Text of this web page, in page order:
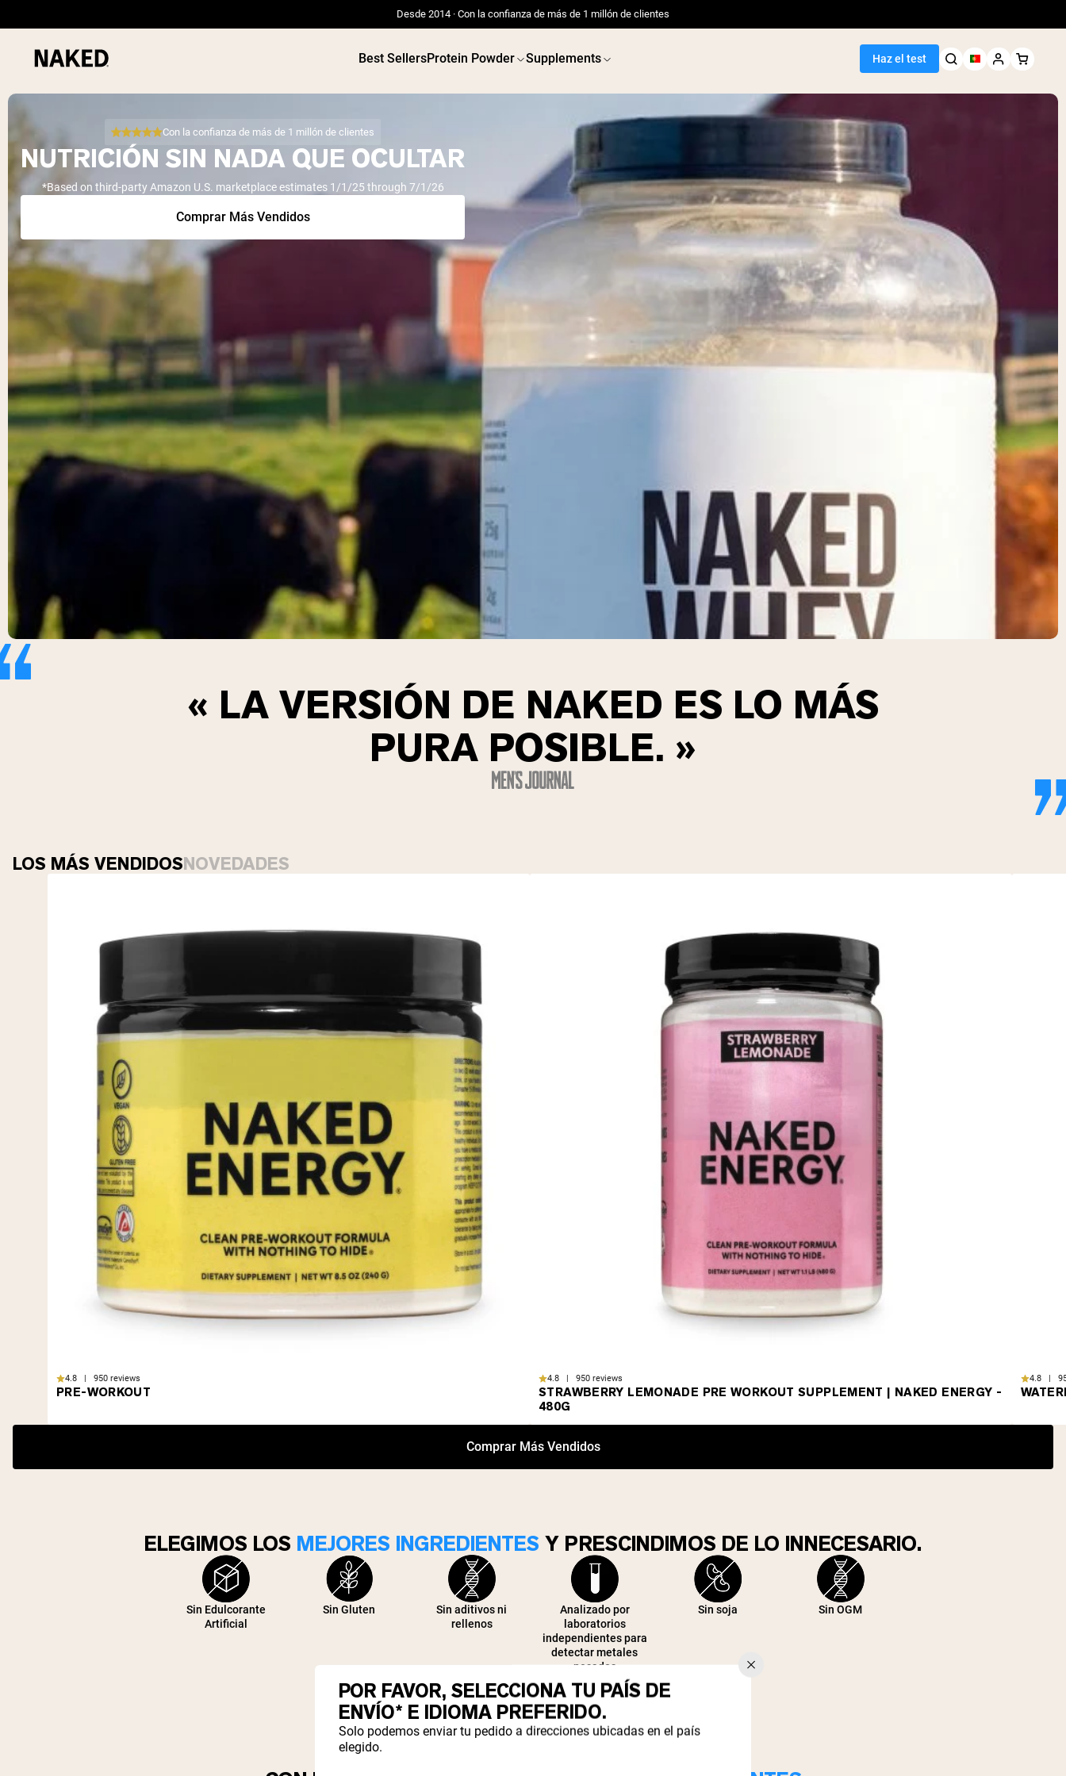
Desde 2014 · Con la confianza de más de 1 millón de clientes
Best SellersProtein Powder Supplements Haz el test
Términos de Búsqueda Populares
”Overnight Oats“
”Vegan protein“
”Collagen“
Con la confianza de más de 1 millón de clientes
NUTRICIÓN SIN NADA QUE OCULTAR
*Based on third-party Amazon U.S. marketplace estimates 1/1/25 through 7/1/26
Comprar Más Vendidos
« LA VERSIÓN DE NAKED ES LO MÁS
PURA POSIBLE. »
LOS MÁS VENDIDOSNOVEDADES
4.8 | 950 reviews
PRE-WORKOUT
4.8 | 950 reviews
STRAWBERRY LEMONADE PRE WORKOUT SUPPLEMENT | NAKED ENERGY -
480G
4.8 |
Comprar Más Vendidos
ELEGIMOS LOS MEJORES INGREDIENTES Y PRESCINDIMOS DE LO INNECESARIO.
Sin Edulcorante
Artificial
Sin Gluten
Sin aditivos ni
rellenos
Analizado por
laboratorios
independientes para
detectar metales
pesados
Sin soja Sin OGM
POR FAVOR, SELECCIONA TU PAÍS DE
ENVÍO* E IDIOMA PREFERIDO.
Solo podemos enviar tu pedido a direcciones ubicadas en el país
elegido.